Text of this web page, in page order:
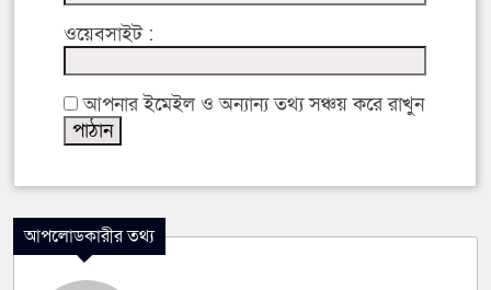
ওয়েবসাইট :
আপনার ইমেইল ও অন্যান্য তথ্য সঞ্চয় করে রাখুন
আপলোডকারীর তথ্য